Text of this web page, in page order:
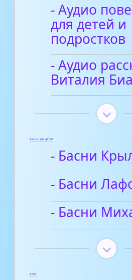
- Аудио
для детей и
подростков
- Аудио
Виталия
Басни для детей
- Басни
- Басни
- Басни
Блог